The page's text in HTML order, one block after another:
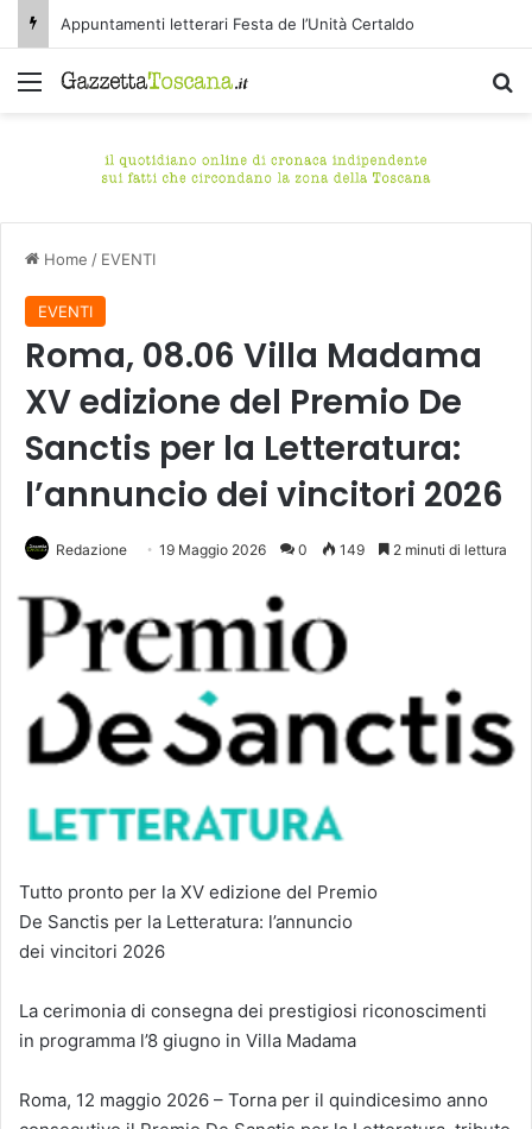
Appuntamenti letterari Festa de l’Unità Certaldo
Menu
Home / EVENTI
EVENTI
Roma, 08.06 Villa Madama
XV edizione del Premio De
Sanctis per la Letteratura:
l’annuncio dei vincitori 2026
Redazione 19 Maggio 2026 0 149 2 minuti di lettura
Tutto pronto per la XV edizione del Premio
De Sanctis per la Letteratura: l’annuncio
dei vincitori 2026
La cerimonia di consegna dei prestigiosi riconoscimenti
in programma l’8 giugno in Villa Madama
Roma, 12 maggio 2026 – Torna per il quindicesimo anno